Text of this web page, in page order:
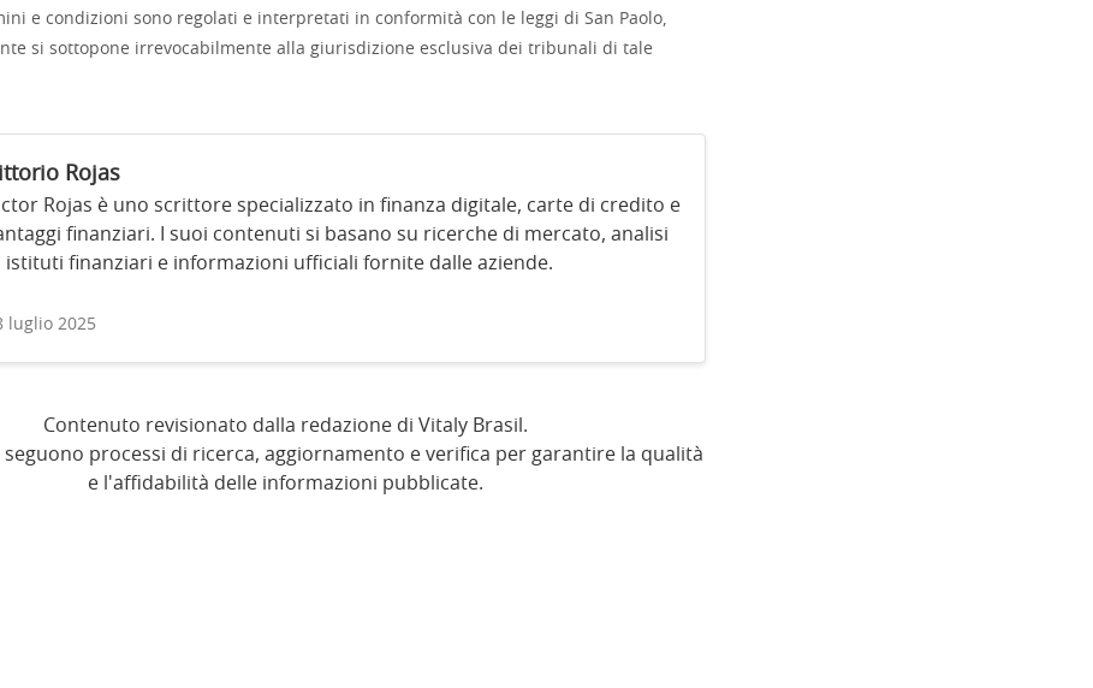
e condizioni sono regolati e interpretati in conformità con le leggi di San Paolo,
si sottopone irrevocabilmente alla giurisdizione esclusiva dei tribunali di tale
Rojas
Rojas è uno scrittore specializzato in finanza digitale, carte di credito e
finanziari. I suoi contenuti si basano su ricerche di mercato, analisi
istituti finanziari e informazioni ufficiali fornite dalle aziende.
luglio 2025
Contenuto revisionato dalla redazione di Vitaly Brasil.
seguono processi di ricerca, aggiornamento e verifica per garantire la qualità
e l'affidabilità delle informazioni pubblicate.